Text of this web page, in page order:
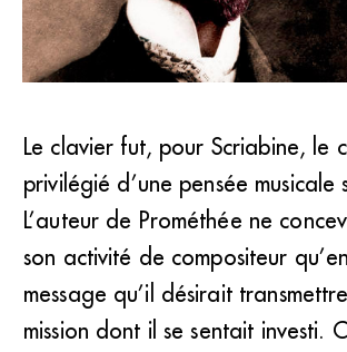
Alexandre Scriabine (DR)
Le clavier fut, pour Scriabine, le
privilégié d’une pensée musicale
L’auteur de Prométhée ne
son activité de compositeur
message qu’il désirait
mission dont il se sentait investi.